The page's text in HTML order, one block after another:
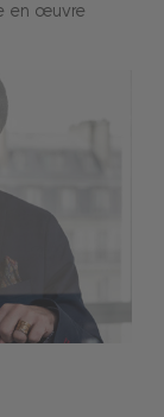
en œuvre